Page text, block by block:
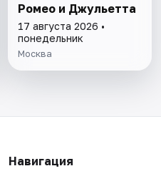
Ромео и Джульетта
17 августа 2026 •
понедельник
Москва
Навигация